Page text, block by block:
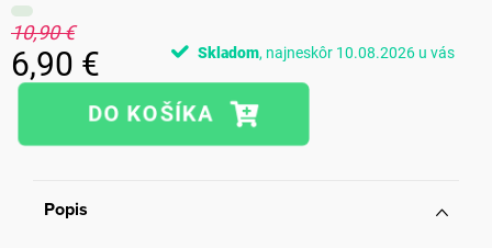
10,90 €
6,90 €
Jednotková
Skladom 10.08.2026
Popis